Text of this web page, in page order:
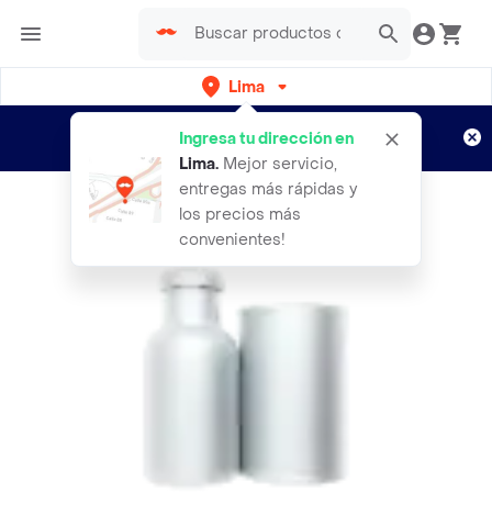
Lima
Ingresa tu dirección en
Lima. Mejor servicio,
entregas más rápidas y
los precios más
convenientes!
envíos gratis por semanas
Aplican TyC